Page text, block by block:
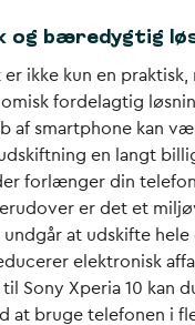
og bæredygtig
ikke kun en praktisk,
fordelagtig
af smartphone kan
en langt
forlænger din
er det et
at udskifte hele
elektronisk
Sony Xperia 10 kan
at bruge telefonen i